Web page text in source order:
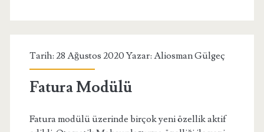
Tarih: 28 Ağustos 2020 Yazar: Aliosman Gülgeç
Fatura Modülü
Fatura modülü üzerinde birçok yeni özellik aktif